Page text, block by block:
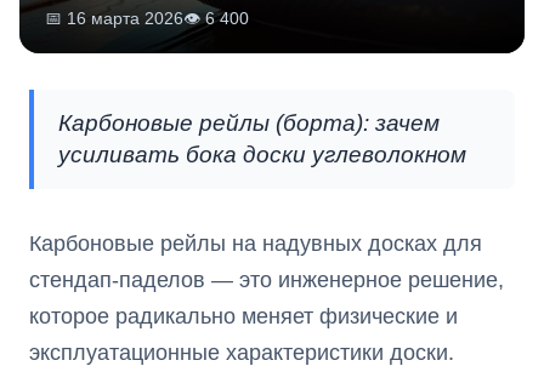
📅 16 марта 2026👁 6 400
Карбоновые рейлы (борта): зачем
усиливать бока доски углеволокном
Карбоновые рейлы на надувных досках для
стендап-паделов — это инженерное решение,
которое радикально меняет физические и
эксплуатационные характеристики доски.